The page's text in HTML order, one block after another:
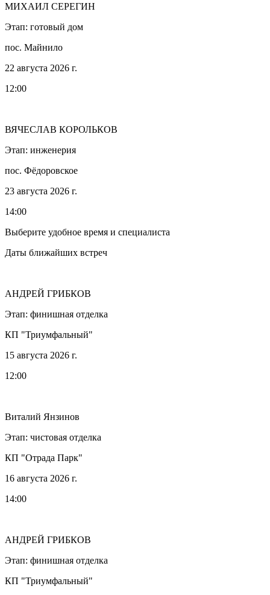
МИХАИЛ СЕРЕГИН
Этап: готовый дом
пос. Майнило
22 августа 2026 г.
12:00
ВЯЧЕСЛАВ КОРОЛЬКОВ
Этап: инженерия
пос. Фёдоровское
23 августа 2026 г.
14:00
Выберите удобное время и специалиста
Даты ближайших встреч
АНДРЕЙ ГРИБКОВ
Этап: финишная отделка
КП "Триумфальный"
15 августа 2026 г.
12:00
Виталий Янзинов
Этап: чистовая отделка
КП "Отрада Парк"
16 августа 2026 г.
14:00
АНДРЕЙ ГРИБКОВ
Этап: финишная отделка
КП "Триумфальный"